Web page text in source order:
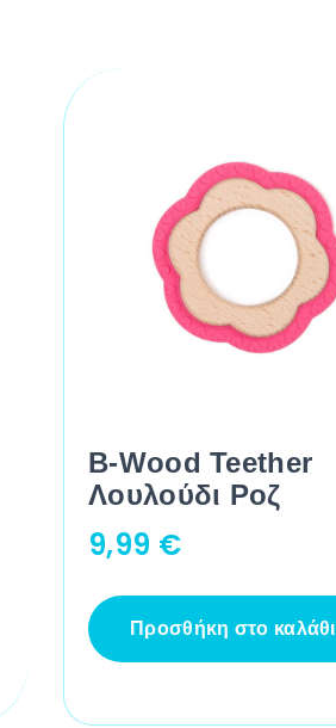
B-Wood Teether
Λουλούδι Ροζ
9,99 €
Προσθήκη στο καλάθι